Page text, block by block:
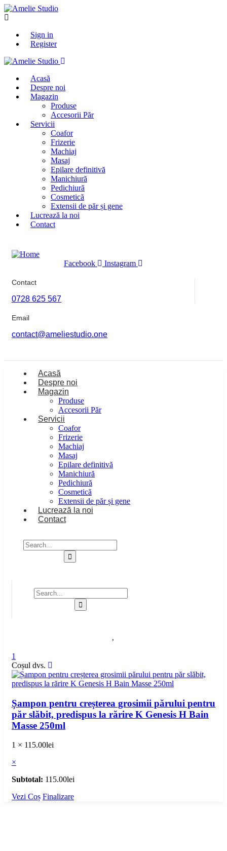
Sign in
Register
Acasă
Despre noi
Magazin
Produse
Accesorii Păr
Servicii
Coafor
Frizerie
Machiaj
Masaj
Epilare definitivă
Manichiură
Pedichiură
Cosmetică
Extensii de păr și gene
Lucrează la noi
Contact
Facebook Instagram
Contact
0728 625 567
Email
contact@ameliestudio.one
Acasă
Despre noi
Magazin
Produse
Accesorii Păr
Servicii
Coafor
Frizerie
Machiaj
Masaj
Epilare definitivă
Manichiură
Pedichiură
Cosmetică
Extensii de păr și gene
Lucrează la noi
Contact
1
Coșul dvs.
Șampon pentru creșterea grosimii părului pentru
păr slăbit, predispus la rărire K Genesis H Bain
Masse 250ml
1 × 115.00lei
×
Subtotal: 115.00lei
Vezi Coș Finalizare